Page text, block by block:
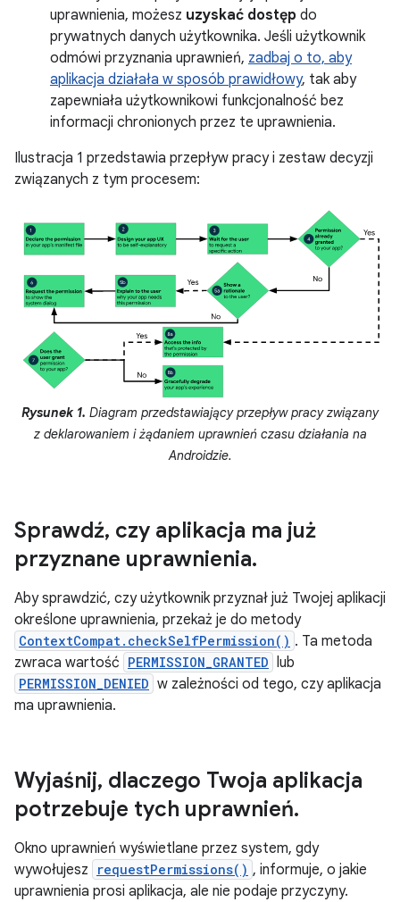
uprawnienia, możesz uzyskać dostęp do
prywatnych danych użytkownika. Jeśli użytkownik
odmówi przyznania uprawnień, zadbaj o to, aby
aplikacja działała w sposób prawidłowy, tak aby
zapewniała użytkownikowi funkcjonalność bez
informacji chronionych przez te uprawnienia.
Ilustracja 1 przedstawia przepływ pracy i zestaw decyzji
związanych z tym procesem:
Rysunek 1. Diagram przedstawiający przepływ pracy związany
z deklarowaniem i żądaniem uprawnień czasu działania na
Androidzie.
Sprawdź, czy aplikacja ma już
przyznane uprawnienia.
Aby sprawdzić, czy użytkownik przyznał już Twojej aplikacji
określone uprawnienia, przekaż je do metody
ContextCompat.checkSelfPermission() . Ta metoda
zwraca wartość PERMISSION_GRANTED lub
PERMISSION_DENIED w zależności od tego, czy aplikacja
ma uprawnienia.
Wyjaśnij, dlaczego Twoja aplikacja
potrzebuje tych uprawnień.
Okno uprawnień wyświetlane przez system, gdy
wywołujesz
requestPermissions() , informuje, o jakie
uprawnienia prosi aplikacja, ale nie podaje przyczyny.